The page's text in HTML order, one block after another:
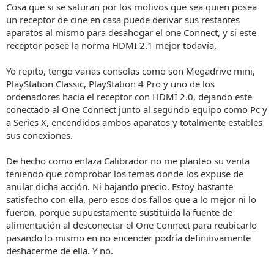
placas de los one conect por placas actualizadas
Cosa que si se saturan por los motivos que sea quien posea
un receptor de cine en casa puede derivar sus restantes
aparatos al mismo para desahogar el one Connect, y si este
receptor posee la norma HDMI 2.1 mejor todavía.
Yo repito, tengo varias consolas como son Megadrive mini,
PlayStation Classic, PlayStation 4 Pro y uno de los
ordenadores hacia el receptor con HDMI 2.0, dejando este
conectado al One Connect junto al segundo equipo como Pc y
a Series X, encendidos ambos aparatos y totalmente estables
sus conexiones.
De hecho como enlaza Calibrador no me planteo su venta
teniendo que comprobar los temas donde los expuse de
anular dicha acción. Ni bajando precio. Estoy bastante
satisfecho con ella, pero esos dos fallos que a lo mejor ni lo
fueron, porque supuestamente sustituida la fuente de
alimentación al desconectar el One Connect para reubicarlo
pasando lo mismo en no encender podría definitivamente
deshacerme de ella. Y no.